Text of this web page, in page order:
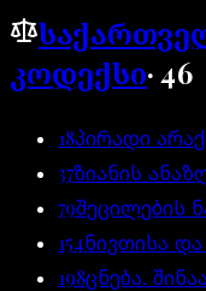
კოდექსი·46
18პირადი
37ზიანის
79შეცილების
154ნივთისა
198ცნება.